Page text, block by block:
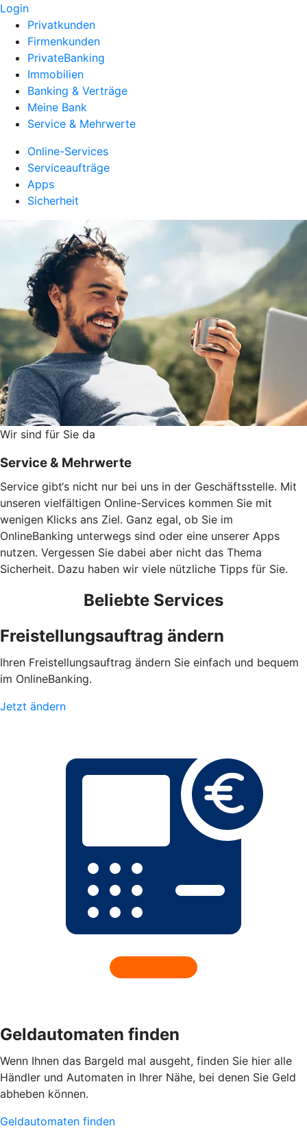
Login
Privatkunden
Firmenkunden
PrivateBanking
Immobilien
Banking & Verträge
Meine Bank
Service & Mehrwerte
Online-Services
Serviceaufträge
Apps
Sicherheit
Wir sind für Sie da
Service & Mehrwerte
Service gibt‘s nicht nur bei uns in der Geschäftsstelle. Mit
unseren vielfältigen Online-Services kommen Sie mit
wenigen Klicks ans Ziel. Ganz egal, ob Sie im
OnlineBanking unterwegs sind oder eine unserer Apps
nutzen. Vergessen Sie dabei aber nicht das Thema
Sicherheit. Dazu haben wir viele nützliche Tipps für Sie.
Beliebte Services
Freistellungsauftrag ändern
Ihren Freistellungsauftrag ändern Sie einfach und bequem
im OnlineBanking.
Jetzt ändern
Geldautomaten finden
Wenn Ihnen das Bargeld mal ausgeht, finden Sie hier alle
Händler und Automaten in Ihrer Nähe, bei denen Sie Geld
abheben können.
Geldautomaten finden